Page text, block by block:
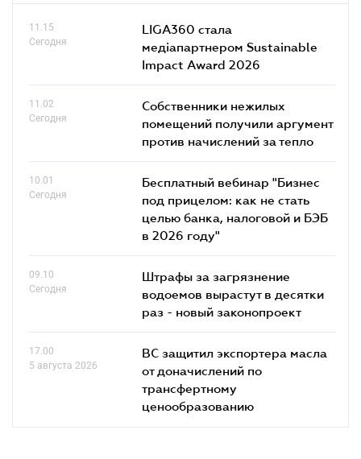
11.15
Сегодня
LIGA360 стала
медіапартнером Sustainable
Impact Award 2026
11.02
Сегодня
Собственники нежилых
помещений получили аргумент
против начислений за тепло
10.01
Сегодня
Бесплатный вебинар "Бизнес
под прицелом: как не стать
целью банка, налоговой и БЭБ
в 2026 году"
09.10
Сегодня
Штрафы за загрязнение
водоемов вырастут в десятки
раз - новый законопроект
17.00
5 августа 2026
ВС защитил экспортера масла
от доначислений по
трансфертному
ценообразованию